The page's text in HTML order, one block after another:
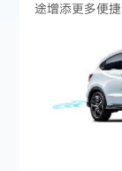
途增添更多便捷